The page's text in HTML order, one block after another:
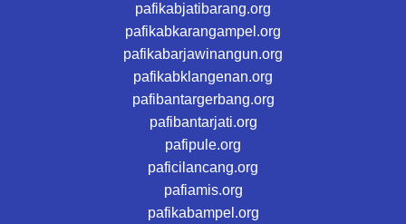
pafikabjatibarang.org
pafikabkarangampel.org
pafikabarjawinangun.org
pafikabklangenan.org
pafibantargerbang.org
pafibantarjati.org
pafipule.org
paficilancang.org
pafiamis.org
pafikabampel.org